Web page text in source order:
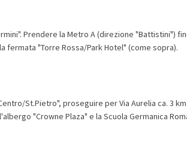
Prendere la Metro A (direzione "Battistini")
fermata "Torre Rossa/Park Hotel" (come sopra).
St.Pietro", proseguire per Via Aurelia ca. 3
"Crowne Plaza" e la Scuola Germanica